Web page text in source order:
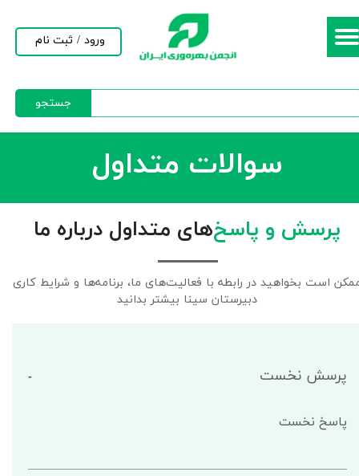
جستجو
ورود / ثبت نام
حساب کاربری من
سوالات متداول
پرسش و پاسخ‌های متداول درباره ما
است بخواهید در رابطه با فعالیت‌های ما، برنامه‌ها و شرایط کاری
دبیرستان سینا بیشتر بدانید
پرسش‌ نخست
پاسخ نخست